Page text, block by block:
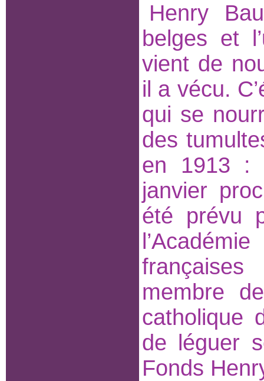
Henry
belges et
vient de
il a vécu.
qui se
des
en 1913 :
janvier
été prévu
membre
catholique
de léguer
Fonds